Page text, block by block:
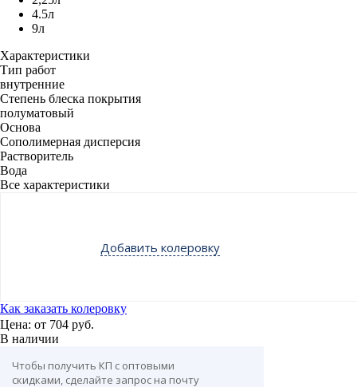
4.5л
9л
Характеристики
Тип работ
внутренние
Степень блеска покрытия
полуматовый
Основа
Сополимерная дисперсия
Растворитель
Вода
Все характеристики
Добавить колеровку
Как заказать колеровку
Цена: от 704 руб.
В наличии
Чтобы получить КП с оптовыми
скидками, сделайте запрос на почту